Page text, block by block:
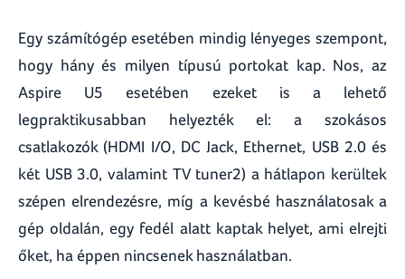
Egy számítógép esetében mindig lényeges szempont,
hogy hány és milyen típusú portokat kap. Nos, az
Aspire U5 esetében ezeket is a lehető
legpraktikusabban helyezték el: a szokásos
csatlakozók (HDMI I/O, DC Jack, Ethernet, USB 2.0 és
két USB 3.0, valamint TV tuner2) a hátlapon kerültek
szépen elrendezésre, míg a kevésbé használatosak a
gép oldalán, egy fedél alatt kaptak helyet, ami elrejti
őket, ha éppen nincsenek használatban.